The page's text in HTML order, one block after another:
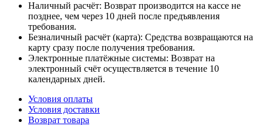
Наличный расчёт: Возврат производится на кассе не
позднее, чем через 10 дней после предъявления
требования.
Безналичный расчёт (карта): Средства возвращаются на
карту сразу после получения требования.
Электронные платёжные системы: Возврат на
электронный счёт осуществляется в течение 10
календарных дней.
Условия оплаты
Условия доставки
Возврат товара